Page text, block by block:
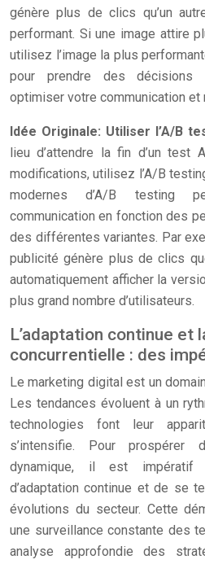
génère plus de clics qu’un
performant. Si une image attire
utilisez l’image la plus
pour prendre des décisions
optimiser votre communication et
Idée Originale: Utiliser l’A/B
lieu d’attendre la fin d’un test
modifications, utilisez l’A/B
modernes d’A/B testing
communication en fonction des
des différentes variantes. Par
publicité génère plus de clics
automatiquement afficher la
plus grand nombre d’utilisateurs.
L’adaptation continue et
concurrentielle : des
Le marketing digital est un
Les tendances évoluent à un
technologies font leur
s’intensifie. Pour prospérer
dynamique, il est impératif
d’adaptation continue et de se
évolutions du secteur. Cette
une surveillance constante des
analyse approfondie des